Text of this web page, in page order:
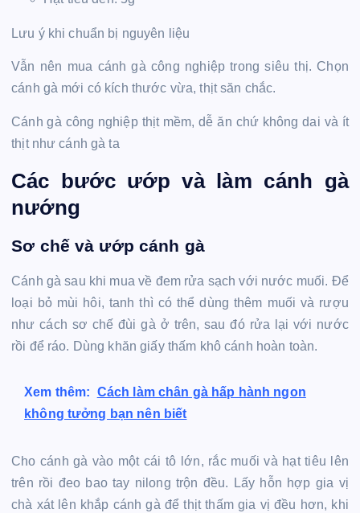
Lưu ý khi chuẩn bị nguyên liệu
Vẫn nên mua cánh gà công nghiệp trong siêu thị. Chọn
cánh gà mới có kích thước vừa, thịt săn chắc.
Cánh gà công nghiệp thịt mềm, dễ ăn chứ không dai và ít
thịt như cánh gà ta
Các bước ướp và làm cánh gà
nướng
Sơ chế và ướp cánh gà
Cánh gà sau khi mua về đem rửa sạch với nước muối. Để
loại bỏ mùi hôi, tanh thì có thể dùng thêm muối và rượu
như cách sơ chế đùi gà ở trên, sau đó rửa lại với nước
rồi để ráo. Dùng khăn giấy thấm khô cánh hoàn toàn.
Xem thêm: Cách làm chân gà hấp hành ngon
không tưởng bạn nên biết
Cho cánh gà vào một cái tô lớn, rắc muối và hạt tiêu lên
trên rồi đeo bao tay nilong trộn đều. Lấy hỗn hợp gia vị
chà xát lên khắp cánh gà để thịt thấm gia vị đều hơn, khi